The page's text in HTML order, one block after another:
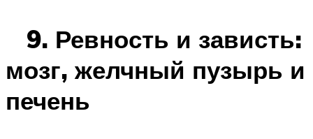
9. Ревность и зависть:
мозг, желчный пузырь и
печень